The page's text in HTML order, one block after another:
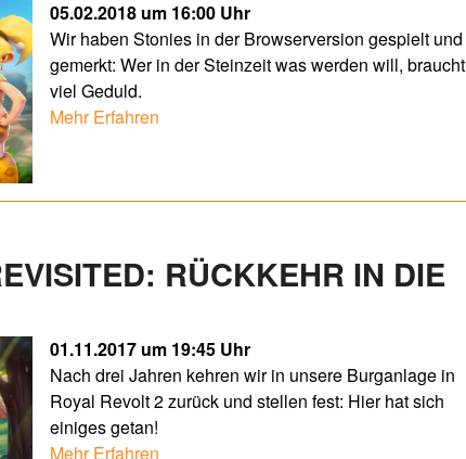
05.02.2018 um 16:00 Uhr
Wir haben Stonies in der Browserversion gespielt und
gemerkt: Wer in der Steinzeit was werden will, braucht
viel Geduld.
Mehr Erfahren
RÜCKKEHR IN DIE
01.11.2017 um 19:45 Uhr
Nach drei Jahren kehren wir in unsere Burganlage in
Royal Revolt 2 zurück und stellen fest: Hier hat sich
einiges getan!
Mehr Erfahren